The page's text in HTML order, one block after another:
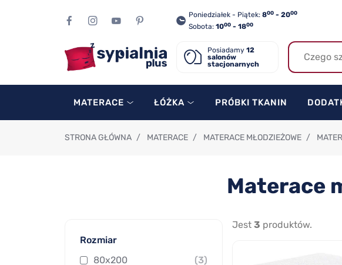
Poniedziałek - Piątek: 800 - 2000
Sobota: 1000 - 1800
Posiadamy 12
salonów
stacjonarnych
MATERACE ŁÓŻKA PRÓBKI TKANIN
STRONA GŁÓWNA / MATERACE / MATERACE MŁODZIEŻOWE /
Materace
Rozmiar
80x200
(3)
Jest 3 produktów.